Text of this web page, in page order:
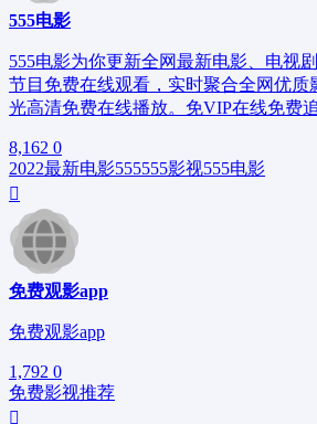
555电影
555电影为你更新全网最新电影、电视
节目免费在线观看，实时聚合全网优质
光高清免费在线播放。免VIP在线免费
8,162 0
2022最新电影555555影视555电影
免费观影app
免费观影app
1,792 0
免费影视推荐